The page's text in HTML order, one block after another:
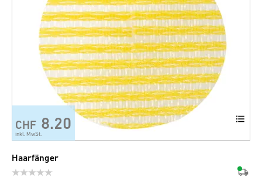
CHF 8.20
inkl. MwSt.
Haarfänger